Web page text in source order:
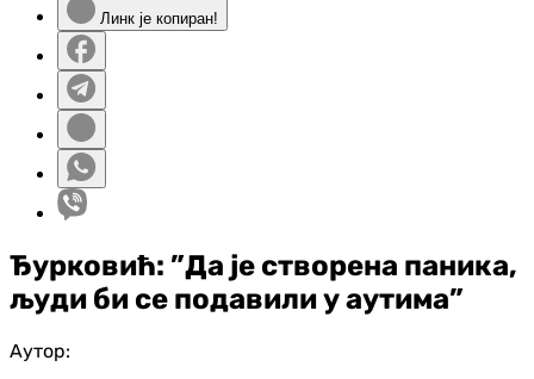
Линк је копиран!
Ђурковић: ”Да је створена паника,
људи би се подавили у аутима”
Аутор: